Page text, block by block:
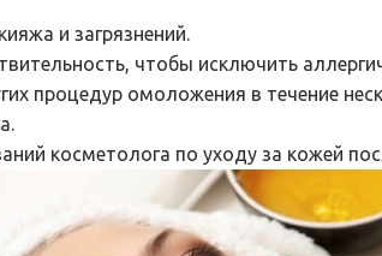
и загрязнений.
чтобы исключить
процедур омоложения в течение
косметолога по уходу за кожей